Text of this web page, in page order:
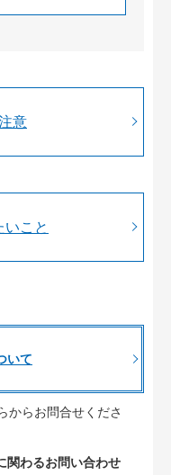
意
いこと
いて
からお問合せくださ
関わるお問い合わせ